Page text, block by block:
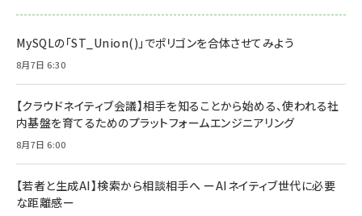
MySQLの「ST_Union()」でポリゴンを合体させてみよう
8月7日 6:30
【クラウドネイティブ会議】相手を知ることから始める、使われる社
内基盤を育てるためのプラットフォームエンジニアリング
8月7日 6:00
【若者と生成AI】検索から相談相手へ ーAIネイティブ世代に必要
な距離感ー